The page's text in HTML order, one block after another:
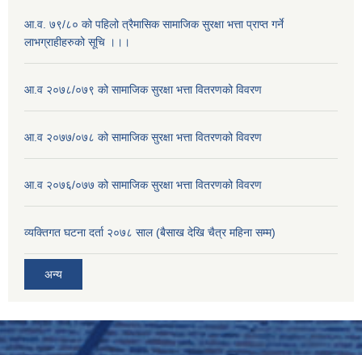
आ.व. ७९/८० को पहिलो त्रैमासिक सामाजिक सुरक्षा भत्ता प्राप्त गर्ने
लाभग्राहीहरुको सूचि ।।।
आ.व २०७८/०७९ को सामाजिक सुरक्षा भत्ता वितरणको विवरण
आ.व २०७७/०७८ को सामाजिक सुरक्षा भत्ता वितरणको विवरण
आ.व २०७६/०७७ को सामाजिक सुरक्षा भत्ता वितरणको विवरण
व्यक्तिगत घटना दर्ता २०७८ साल (बैसाख देखि चैत्र महिना सम्म)
अन्य